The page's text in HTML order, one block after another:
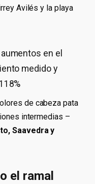
Avilés y la playa
en el
medido y
de cabeza pata
intermedias –
Saavedra y
el ramal